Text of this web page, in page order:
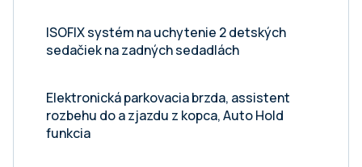
ISOFIX systém na uchytenie 2 detských
sedačiek na zadných sedadlách
Elektronická parkovacia brzda, assistent
rozbehu do a zjazdu z kopca, Auto Hold
funkcia